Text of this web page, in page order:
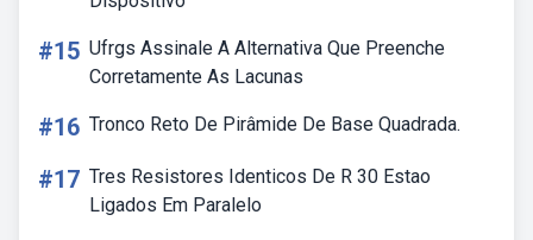
#15 Ufrgs Assinale A Alternativa Que Preenche
Corretamente As Lacunas
#16 Tronco Reto De Pirâmide De Base Quadrada.
#17 Tres Resistores Identicos De R 30 Estao
Ligados Em Paralelo